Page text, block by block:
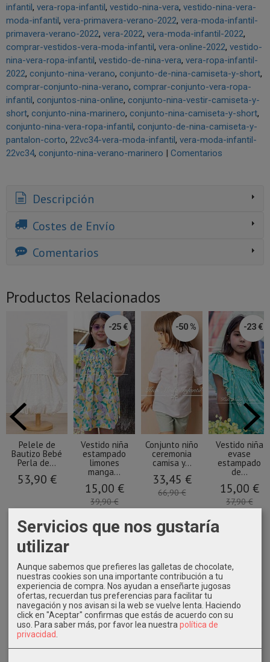
infantil vera-ropa-infantil vestido-nina-vera vestido-nina-vera-
moda-infantil vera-primavera-verano-2022 vera-moda-infantil-
primavera-verano-2022 vera-2022 vera-moda-infantil-2022
comprar-vestidos-vera-moda-infantil vera-online-2022 vestido-
nina-vera-ropa-infantil vestido-de-nina-vera vera-ropa-infantil-
2022 conjunto-nina-verano conjunto-de-nina-camiseta-y-short
comprar-conjunto-nina-verano comprar-conjunto-vera-ropa-
infantil conjuntos-nina-online conjunto-nina-vestir-camiseta-y-
short conjunto-nina-marinero conjunto-nina-camiseta-y-short
conjunto-nina-vera-ropa-infantil conjunto-de-nina-camiseta-y-
pantalon-corto 22vc34-vera-moda-infantil vera-moda-infantil-
22vc34 conjunto-nina-verano-marinero | Comentarios
Descripción
Costes de Envío
Comentarios
Productos Relacionados
Pelele de
Bautizo Bebé
Perla de...
53,90 €
-25 €
Vestido niña
estampado
limones
manga...
15,00 €
39,90 €
-50 %
Conjunto niño
ceremonia
camisa y...
33,45 €
66,90 €
-23 €
Vestido niña
evase
estampado
de...
15,00 €
37,90 €
Servicios que nos gustaría
utilizar
Aunque sabemos que prefieres las galletas de chocolate,
nuestras cookies son una importante contribución a tu
experiencia de compra. Nos ayudan a enseñarte jugosas
ofertas, recuerdan tus preferencias para facilitar tu
navegación y nos avisan si la web se vuelve lenta. Haciendo
click en "Aceptar" confirmas que estás de acuerdo con su
uso. Para saber más, por favor lea nuestra política de
privacidad